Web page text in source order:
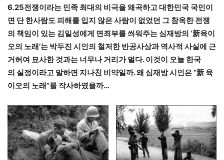
6.25전쟁이라는 민족 최대의 비극을 왜곡하고 대한민국 국민이
면 단 한사람도 피해를 입지 않은 사람이 없었던 그 참옥한 전쟁
의 책임이 있는 김일성에게 면죄부를 씌워주는 심재방의 ‘新육이
오의 노래’는 박두진 시인의 철저한 반공사상과 역사적 사실에 근
거허여 묘사한 것과는 너무나 거리가 멀다. 이것이 오늘 한국
의 실정이라고 말하면 지나친 비약일까. 왜 심재방 시인은 “新 육
이오의 노래”를 작사하였을까…